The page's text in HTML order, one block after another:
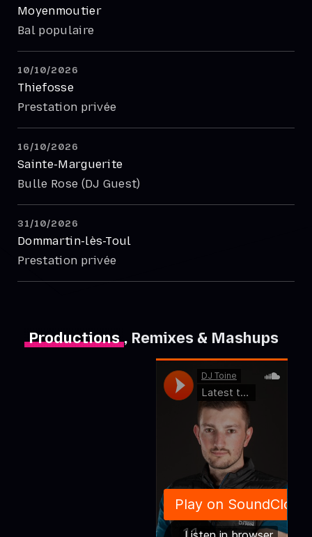
Moyenmoutier
Bal populaire
10/10/2026
Thiefosse
Prestation privée
16/10/2026
Sainte-Marguerite
Bulle Rose (DJ Guest)
31/10/2026
Dommartin-lès-Toul
Prestation privée
Productions , Remixes & Mashups